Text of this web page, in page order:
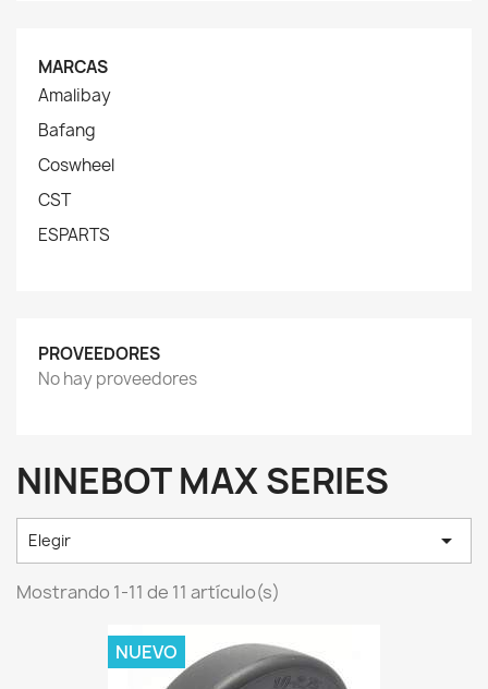
MARCAS
Amalibay
Bafang
Coswheel
CST
ESPARTS
PROVEEDORES
No hay proveedores
NINEBOT MAX SERIES
Elegir 
Mostrando 1-11 de 11 artículo(s)
NUEVO